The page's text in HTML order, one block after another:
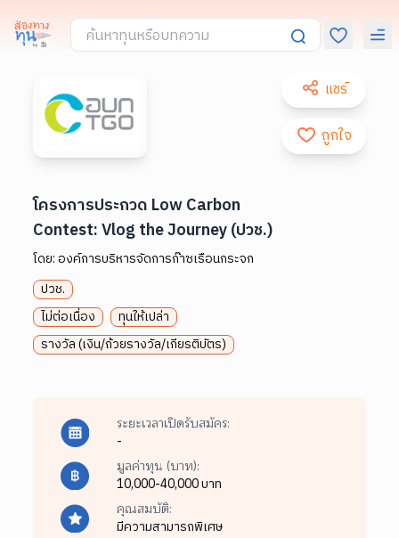
แชร์
ถูกใจ
โครงการประกวด Low Carbon
Contest: Vlog the Journey (ปวช.)
โดย:องค์การบริหารจัดการก๊าซเรือนกระจก
ปวช.
ไม่ต่อเนื่อง
ทุนให้เปล่า
รางวัล (เงิน/ถ้วยรางวัล/เกียรติบัตร)
ระยะเวลาเปิดรับสมัคร:
-
มูลค่าทุน (บาท):
10,000-40,000 บาท
คุณสมบัติ:
มีความสามารถพิเศษ